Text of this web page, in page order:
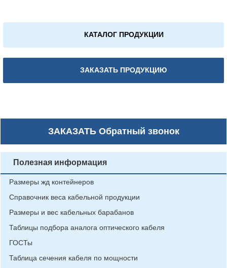
КАТАЛОГ ПРОДУКЦИИ
ЗАКАЗАТЬ ПРОДУКЦИЮ
ЗАКАЗАТЬОбратный звонок
Полезная информация
Размеры жд контейнеров
Справочник веса кабельной продукции
Размеры и вес кабельных барабанов
Таблицы подбора аналога оптического кабеля
ГОСТы
Таблица сечения кабеля по мощности